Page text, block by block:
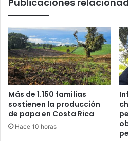
Más de 1.150 familias
sostienen la producción
de papa en Costa Rica
Hace 10 horas